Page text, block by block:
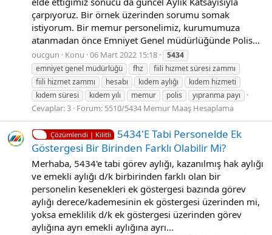
çarpıyoruz. Bir örnek üzerinden sorumu somak
istiyorum. Bir memur personelimiz, kurumumuza
atanmadan önce Emniyet Genel müdürlüğünde Polis...
oucgun Konu 06 Mart 2022 15:18
5434
emniyet genel müdürlüğü
fhz
fiili hizmet süresi zammı
fiili hizmet zammı
hesabı kıdem aylığı
kıdem hizmeti
kıdem süresi
kıdem yılı memur polis yıpranma payı
Cevaplar: 3 Forum: 5510/5434 Memur Maaş Hesaplama
Çözümlendi | Kilitli
5434'E Tabi̇ Personelde Ek
Göstergesi Bir Birinden Farklı Olabilir Mi?
Merhaba, 5434'e tabi görev aylığı, kazanılmış hak aylığı
ve emekli aylığı d/k birbirinden farklı olan bir
personelin kesenekleri ek göstergesi bazında görev
aylığı derece/kademesinin ek göstergesi üzerinden mi,
yoksa emeklilik d/k ek göstergesi üzerinden görev
aylığına ayrı emekli aylığına ayrı...